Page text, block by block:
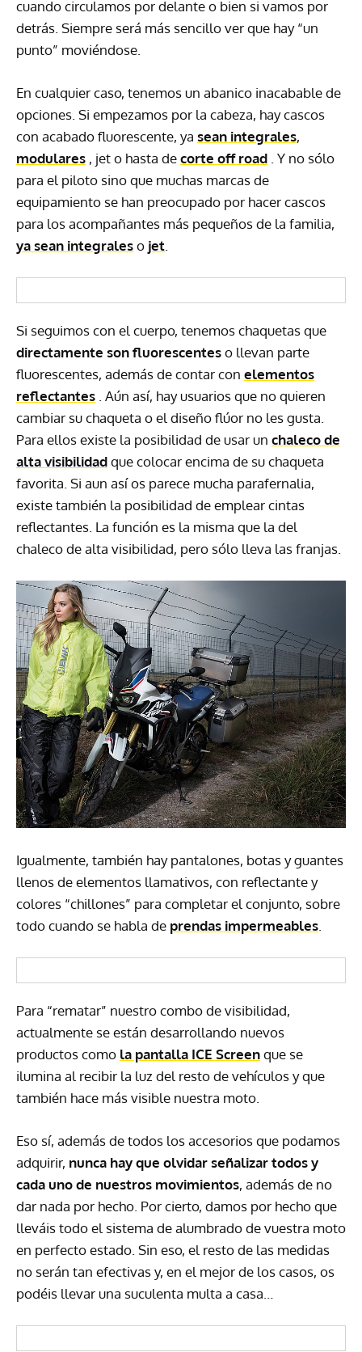
cuando circulamos por delante o bien si vamos por
detrás. Siempre será más sencillo ver que hay “un
punto” moviéndose.
En cualquier caso, tenemos un abanico inacabable de
opciones. Si empezamos por la cabeza, hay cascos
con acabado fluorescente, ya sean integrales,
modulares , jet o hasta decorte off road . Y no sólo
para el piloto sino que muchas marcas de
equipamiento se han preocupado por hacer cascos
para los acompañantes más pequeños de la familia,
ya sean integraleso jet.
Si seguimos con el cuerpo, tenemos chaquetas que
directamente son fluorescenteso llevan parte
fluorescentes, además de contar con elementos
reflectantes . Aún así, hay usuarios que no quieren
cambiar su chaqueta o el diseño flúor no les gusta.
Para ellos existe la posibilidad de usar un chaleco de
alta visibilidadque colocar encima de su chaqueta
favorita. Si aun así os parece mucha parafernalia,
existe también la posibilidad de emplear cintas
reflectantes. La función es la misma que la del
chaleco de alta visibilidad, pero sólo lleva las franjas.
Igualmente, también hay pantalones, botas y guantes
llenos de elementos llamativos, con reflectante y
colores “chillones” para completar el conjunto, sobre
todo cuando se habla de prendas impermeables.
Para “rematar” nuestro combo de visibilidad,
actualmente se están desarrollando nuevos
productos como la pantalla ICE Screenque se
ilumina al recibir la luz del resto de vehículos y que
también hace más visible nuestra moto.
Eso sí, además de todos los accesorios que podamos
adquirir, nunca hay que olvidar señalizar todos y
cada uno de nuestros movimientos, además de no
dar nada por hecho. Por cierto, damos por hecho que
lleváis todo el sistema de alumbrado de vuestra moto
en perfecto estado. Sin eso, el resto de las medidas
no serán tan efectivas y, en el mejor de los casos, os
podéis llevar una suculenta multa a casa…